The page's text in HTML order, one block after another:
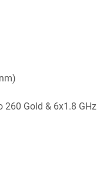
Gold & 6x1.8 GHz